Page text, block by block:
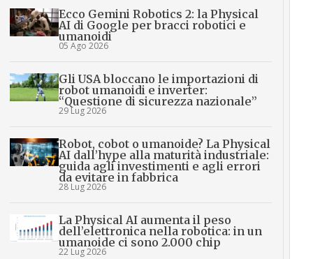
Ecco Gemini Robotics 2: la Physical
AI di Google per bracci robotici e
umanoidi
05 Ago 2026
Gli USA bloccano le importazioni di
robot umanoidi e inverter:
“Questione di sicurezza nazionale”
29 Lug 2026
Robot, cobot o umanoide? La Physical
AI dall’hype alla maturità industriale:
guida agli investimenti e agli errori
da evitare in fabbrica
28 Lug 2026
La Physical AI aumenta il peso
dell’elettronica nella robotica: in un
umanoide ci sono 2.000 chip
22 Lug 2026